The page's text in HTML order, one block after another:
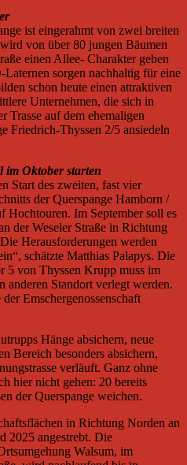
ist eingerahmt von zwei breiten
von über 80 jungen Bäumen
einen Allee- Charakter geben
sorgen nachhaltig für eine
schon heute einen attraktiven
Unternehmen, die sich in
Trasse auf dem ehemaligen
Friedrich-Thyssen 2/5 ansiedeln
im Oktober starten
Start des zweiten, fast vier
der Querspange Hamborn /
Hochtouren. Im September soll es
der Weseler Straße in Richtung
Herausforderungen werden
schätzte Matthias Palapys. Die
5 von Thyssen Krupp muss im
anderen Standort verlegt werden.
Emschergenossenschaft
Hänge absichern, neue
Bereich besonders absichern,
verläuft. Ganz ohne
hier nicht gehen: 20 bereits
der Querspange weichen.
in Richtung Norden an
2025 angestrebt. Die
Walsum, im